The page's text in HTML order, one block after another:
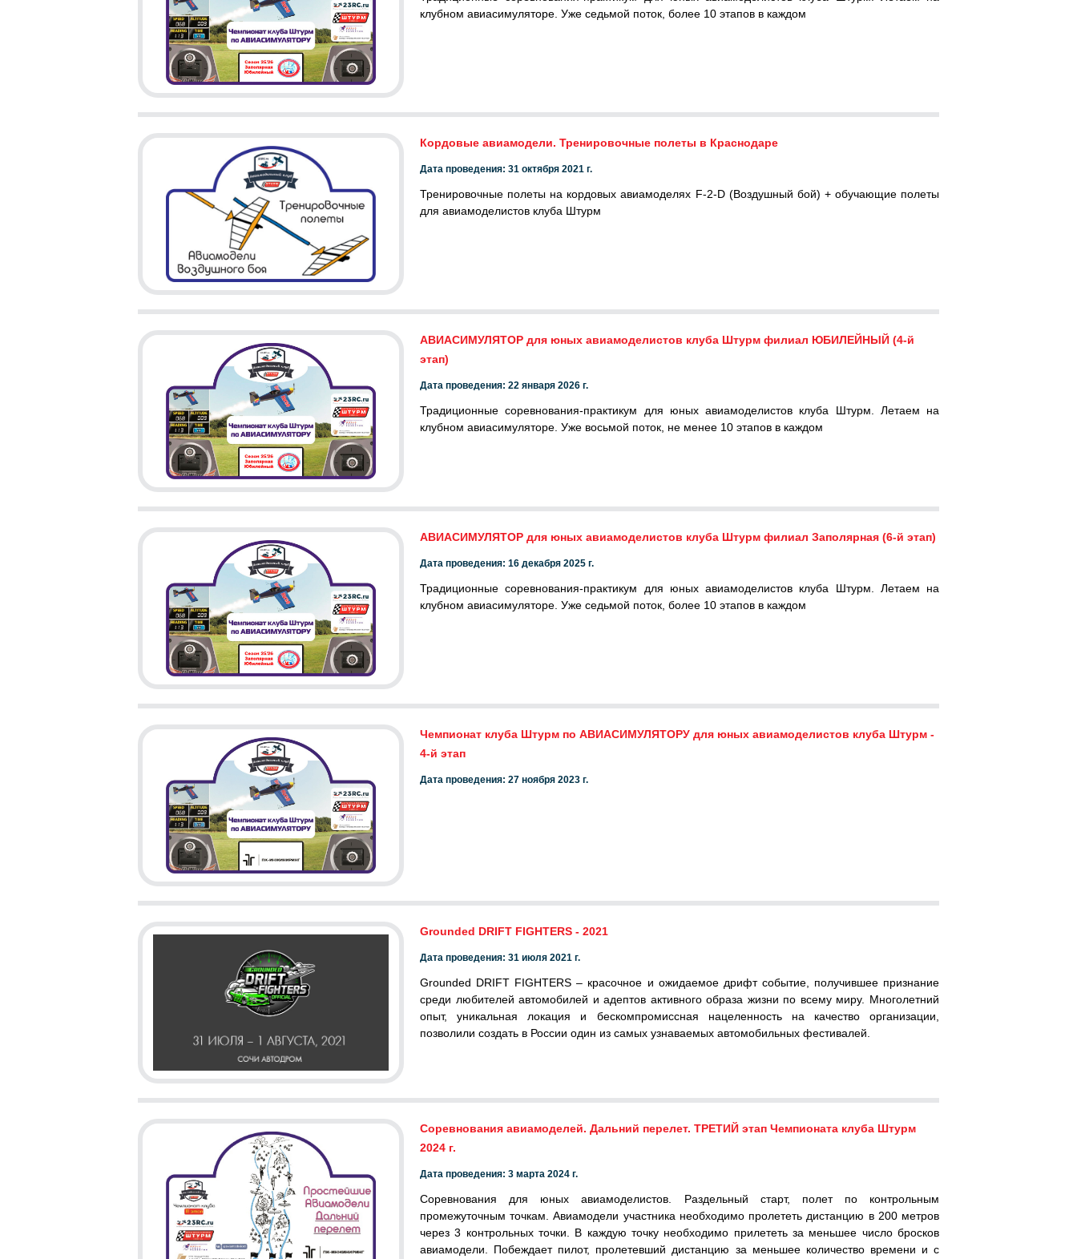
клубном авиасимуляторе. Уже седьмой поток, более 10 этапов в каждом
Кордовые авиамодели. Тренировочные полеты в Краснодаре
Дата проведения: 31 октября 2021 г.
Тренировочные полеты на кордовых авиамоделях F-2-D (Воздушный бой) + обучающие полеты
для авиамоделистов клуба Штурм
АВИАСИМУЛЯТОР для юных авиамоделистов клуба Штурм филиал ЮБИЛЕЙНЫЙ (4-й
этап)
Дата проведения: 22 января 2026 г.
Традиционные соревнования-практикум для юных авиамоделистов клуба Штурм. Летаем на
клубном авиасимуляторе. Уже восьмой поток, не менее 10 этапов в каждом
АВИАСИМУЛЯТОР для юных авиамоделистов клуба Штурм филиал Заполярная (6-й этап)
Дата проведения: 16 декабря 2025 г.
Традиционные соревнования-практикум для юных авиамоделистов клуба Штурм. Летаем на
клубном авиасимуляторе. Уже седьмой поток, более 10 этапов в каждом
Чемпионат клуба Штурм по АВИАСИМУЛЯТОРУ для юных авиамоделистов клуба Штурм -
4-й этап
Дата проведения: 27 ноября 2023 г.
Grounded DRIFT FIGHTERS - 2021
Дата проведения: 31 июля 2021 г.
Grounded DRIFT FIGHTERS – красочное и ожидаемое дрифт событие, получившее признание
среди любителей автомобилей и адептов активного образа жизни по всему миру. Многолетний
опыт, уникальная локация и бескомпромиссная нацеленность на качество организации,
позволили создать в России один из самых узнаваемых автомобильных фестивалей.
Соревнования авиамоделей. Дальний перелет. ТРЕТИЙ этап Чемпионата клуба Штурм
2024 г.
Дата проведения: 3 марта 2024 г.
Соревнования для юных авиамоделистов. Раздельный старт, полет по контрольным
промежуточным точкам. Авиамодели участника необходимо пролететь дистанцию в 200 метров
через 3 контрольных точки. В каждую точку необходимо прилететь за меньшее число бросков
авиамодели. Побеждает пилот, пролетевший дистанцию за меньшее количество времени и с